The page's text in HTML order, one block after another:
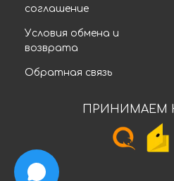
соглашение
Условия обмена и
возврата
Обратная связь
ПРИНИМАЕМ